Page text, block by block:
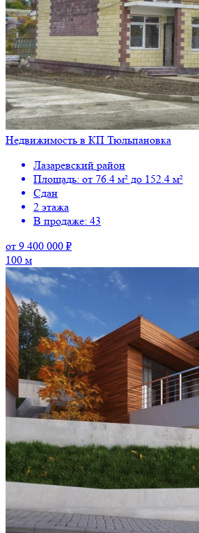
Недвижимость в КП Тюльпановка
Лазаревский район
Площадь: от 76.4 м² до 152.4 м²
Сдан
2 этажа
В продаже: 43
от 9 400 000 ₽
100 м